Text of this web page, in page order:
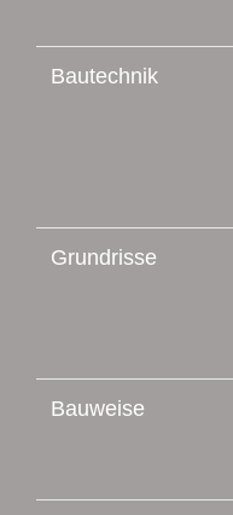
Bautechnik
Grundrisse
Bauweise